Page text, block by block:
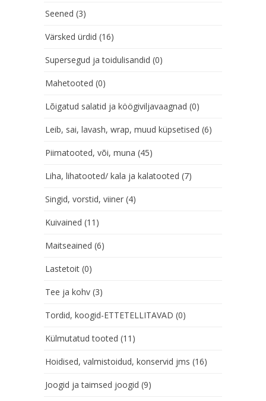
Seened (3)
Värsked ürdid (16)
Supersegud ja toidulisandid (0)
Mahetooted (0)
Lõigatud salatid ja köögiviljavaagnad (0)
Leib, sai, lavash, wrap, muud küpsetised (6)
Piimatooted, või, muna (45)
Liha, lihatooted/ kala ja kalatooted (7)
Singid, vorstid, viiner (4)
Kuivained (11)
Maitseained (6)
Lastetoit (0)
Tee ja kohv (3)
Tordid, koogid-ETTETELLITAVAD (0)
Külmutatud tooted (11)
Hoidised, valmistoidud, konservid jms (16)
Joogid ja taimsed joogid (9)